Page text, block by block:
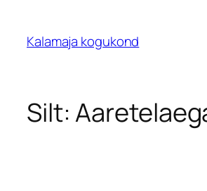
juurdeKalamaja kogukond
Silt: